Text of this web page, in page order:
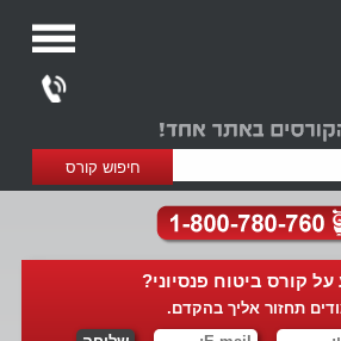
קורס ביטוח פנסיוני?
תחזור אליך בהקדם.